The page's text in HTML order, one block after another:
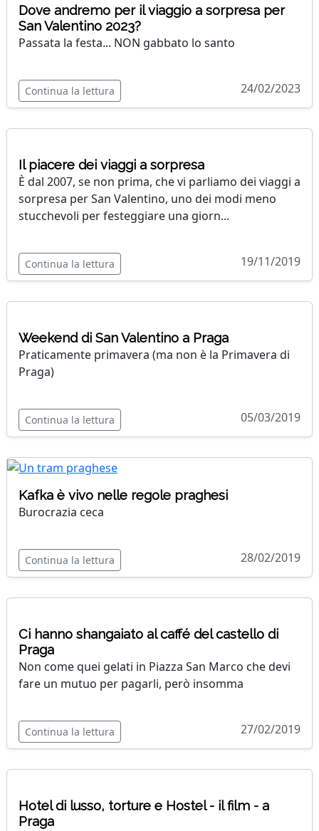
Dove andremo per il viaggio a sorpresa per
San Valentino 2023?
Passata la festa... NON gabbato lo santo
Continua la lettura 24/02/2023
Il piacere dei viaggi a sorpresa
È dal 2007, se non prima, che vi parliamo dei viaggi a
sorpresa per San Valentino, uno dei modi meno
stucchevoli per festeggiare una giorn...
Continua la lettura 19/11/2019
Weekend di San Valentino a Praga
Praticamente primavera (ma non è la Primavera di
Praga)
Continua la lettura 05/03/2019
Kafka è vivo nelle regole praghesi
Burocrazia ceca
Continua la lettura 28/02/2019
Ci hanno shangaiato al caffé del castello di
Praga
Non come quei gelati in Piazza San Marco che devi
fare un mutuo per pagarli, però insomma
Continua la lettura 27/02/2019
Hotel di lusso, torture e Hostel - il film - a
Praga